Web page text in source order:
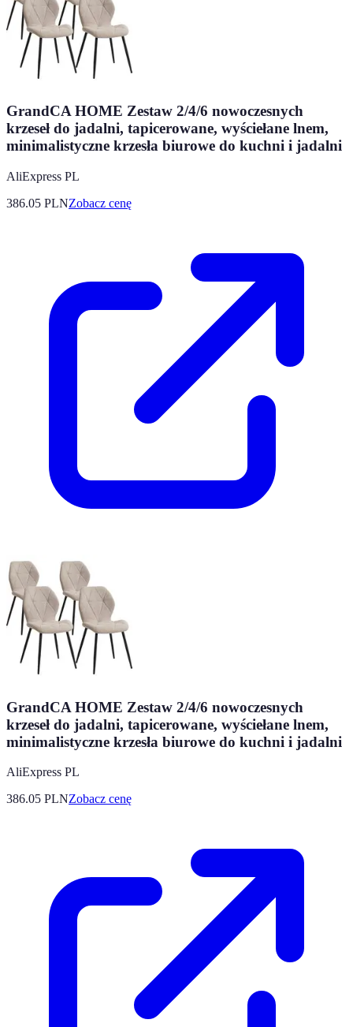
GrandCA HOME Zestaw 2/4/6 nowoczesnych
krzeseł do jadalni, tapicerowane, wyściełane lnem,
minimalistyczne krzesła biurowe do kuchni i jadalni
AliExpress PL
386.05 PLNZobacz cenę
GrandCA HOME Zestaw 2/4/6 nowoczesnych
krzeseł do jadalni, tapicerowane, wyściełane lnem,
minimalistyczne krzesła biurowe do kuchni i jadalni
AliExpress PL
386.05 PLNZobacz cenę